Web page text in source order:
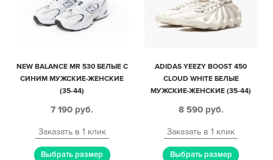
NEW BALANCE MR 530 БЕЛЫЕ С
СИНИМ МУЖСКИЕ-ЖЕНСКИЕ
(35-44)
7 190 руб.
Заказать в 1 клик
Выбрать размер
ADIDAS YEEZY BOOST 450
CLOUD WHITE БЕЛЫЕ
МУЖСКИЕ-ЖЕНСКИЕ (35-44)
8 590 руб.
Заказать в 1 клик
Выбрать размер